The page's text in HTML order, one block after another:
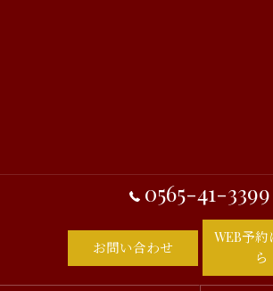
0565-41-3399
お問い合わせ
WEB予約
ら